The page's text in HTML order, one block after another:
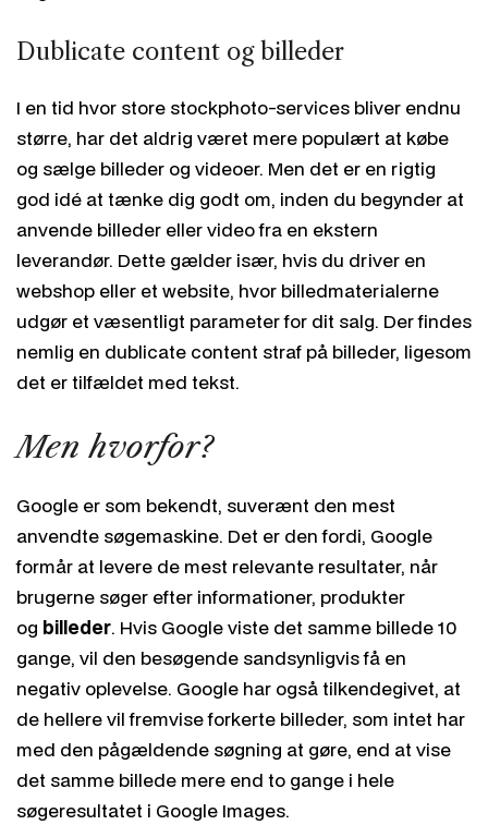
Dublicate content og billeder
I en tid hvor store stockphoto-services bliver endnu
større, har det aldrig været mere populært at købe
og sælge billeder og videoer. Men det er en rigtig
god idé at tænke dig godt om, inden du begynder at
anvende billeder eller video fra en ekstern
leverandør. Dette gælder især, hvis du driver en
webshop eller et website, hvor billedmaterialerne
udgør et væsentligt parameter for dit salg. Der findes
nemlig en dublicate content straf på billeder, ligesom
det er tilfældet med tekst.
Men hvorfor?
Google er som bekendt, suverænt den mest
anvendte søgemaskine. Det er den fordi, Google
formår at levere de mest relevante resultater, når
brugerne søger efter informationer, produkter
og billeder. Hvis Google viste det samme billede 10
gange, vil den besøgende sandsynligvis få en
negativ oplevelse. Google har også tilkendegivet, at
de hellere vil fremvise forkerte billeder, som intet har
med den pågældende søgning at gøre, end at vise
det samme billede mere end to gange i hele
søgeresultatet i Google Images.